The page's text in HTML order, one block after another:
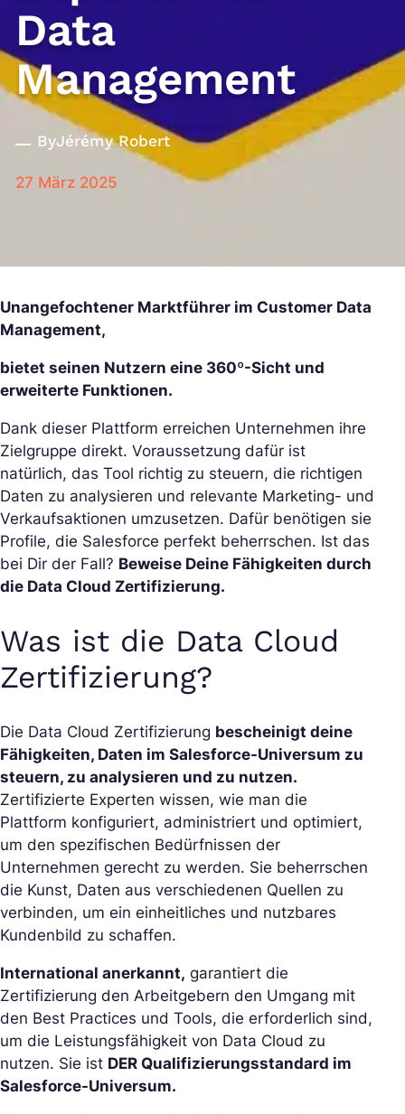
Data
Management
ByJérémy Robert
27 März 2025
Unangefochtener Marktführer im Customer Data
Management,
bietet seinen Nutzern eine 360º-Sicht und
erweiterte Funktionen.
Dank dieser Plattform erreichen Unternehmen ihre
Zielgruppe direkt. Voraussetzung dafür ist
natürlich, das Tool richtig zu steuern, die richtigen
Daten zu analysieren und relevante Marketing- und
Verkaufsaktionen umzusetzen. Dafür benötigen sie
Profile, die Salesforce perfekt beherrschen. Ist das
bei Dir der Fall? Beweise Deine Fähigkeiten durch
die Data Cloud Zertifizierung.
Was ist die Data Cloud
Zertifizierung?
Die Data Cloud Zertifizierung bescheinigt deine
Fähigkeiten, Daten im Salesforce-Universum zu
steuern, zu analysieren und zu nutzen.
Zertifizierte Experten wissen, wie man die
Plattform konfiguriert, administriert und optimiert,
um den spezifischen Bedürfnissen der
Unternehmen gerecht zu werden. Sie beherrschen
die Kunst, Daten aus verschiedenen Quellen zu
verbinden, um ein einheitliches und nutzbares
Kundenbild zu schaffen.
International anerkannt, garantiert die
Zertifizierung den Arbeitgebern den Umgang mit
den Best Practices und Tools, die erforderlich sind,
um die Leistungsfähigkeit von Data Cloud zu
nutzen. Sie ist DER Qualifizierungsstandard im
Salesforce-Universum.